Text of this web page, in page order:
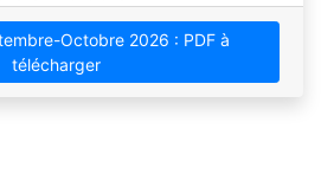
Octobre 2026 : PDF à
télécharger